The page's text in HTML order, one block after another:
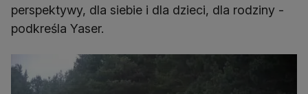
perspektywy, dla siebie i dla dzieci, dla rodziny -
podkreśla Yaser.